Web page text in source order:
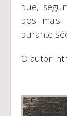
que,
dos mais
durante
O autor